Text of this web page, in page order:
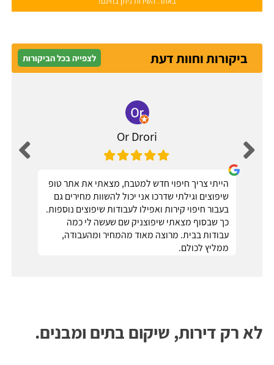
ביקורות וחוות דעת לצפייה בכל הביקורות
Or Drori
הייתי צריך חיפוי חדש למטבח, מצאתי את אתר טופ
שיפוצים וגילתי שדרכו אני יכול להשוות מחירים גם
בעבור חיפוי קירות ואפילו לעבודות שיפוצים נוספות.
כך שבסוף מצאתי שיפוצניק שם שעשה לי כמה
עבודות בבית. מרוצה מאוד מהמחיר ומהעבודה,
ממליץ לכולם.
לא רק דירות, שיקום בתים ומבנים.